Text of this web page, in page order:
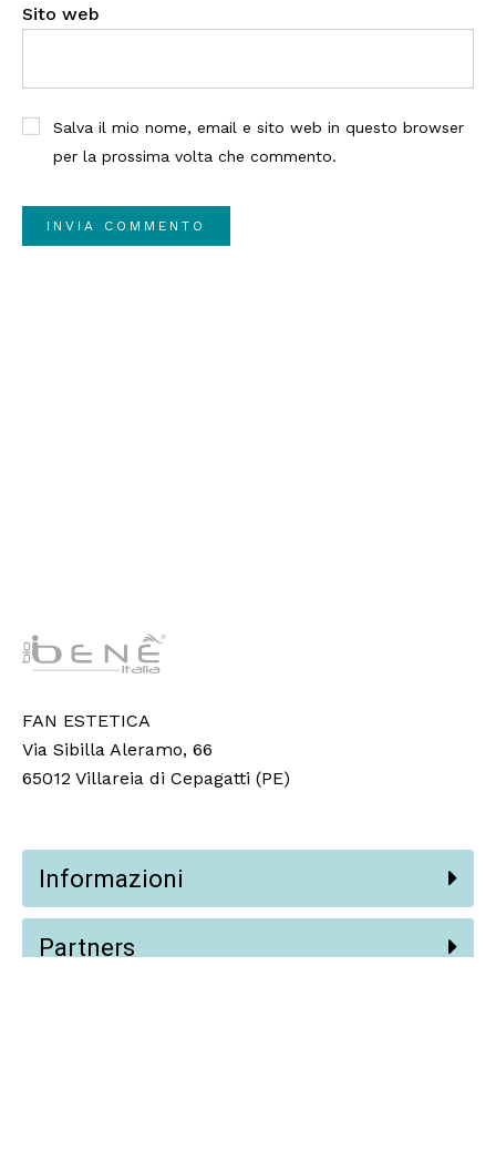
Sito web
Salva il mio nome, email e sito web in questo browser
per la prossima volta che commento.
FAN ESTETICA
Via Sibilla Aleramo, 66
65012 Villareia di Cepagatti (PE)
Informazioni
Partners